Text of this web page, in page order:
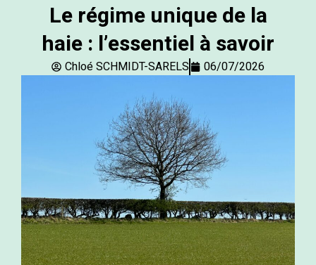
Le régime unique de la
haie : l’essentiel à savoir
Chloé SCHMIDT-SARELS 06/07/2026